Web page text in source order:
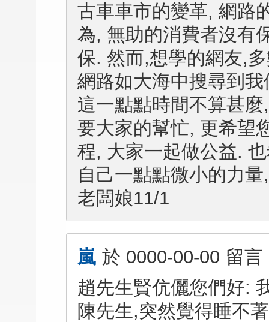
古車車市的變革, 網路
為, 無助的消費者沒有
保. 然而,想學的網友,
網路如大海中搜尋到
這一點點時間不算甚
要大家的幫忙, 更希望
程, 大家一起做公益.
自己一點點微小的力
老闆娘11/1
嵐 於 0000-00-00 留言
趙先生賢伉儷您們好:
陳先生,突然覺得睡不